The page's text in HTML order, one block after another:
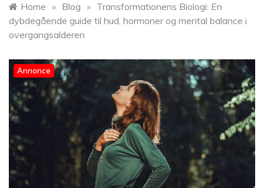
Home » Blog » Transformationens Biologi: En
dybdegående guide til hud, hormoner og mental balance i
overgangsalderen
Annonce